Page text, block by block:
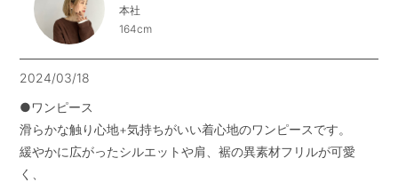
本社
164cm
2024/03/18
●ワンピース
滑らかな触り心地+気持ちがいい着心地のワンピースです。
緩やかに広がったシルエットや肩、裾の異素材フリルが可愛
く、